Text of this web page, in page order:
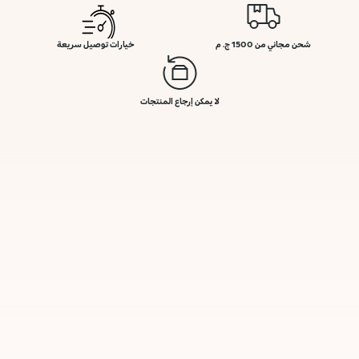
شحن مجاني من 1500 ج. م خيارات توصيل سريعة
لا يمكن إرجاع المنتجات